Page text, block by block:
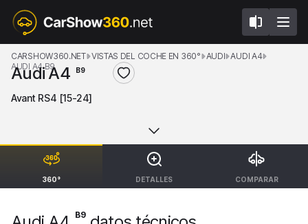
360° DETALLES COMPARAR
CARSHOW360.NET VISTAS DEL COCHE EN 360° AUDI AUDI A4
AUDI A4 B9
Audi A4 B9
Avant RS4 [15-24]
B9